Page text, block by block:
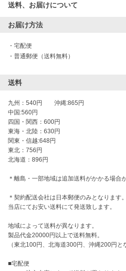
送料、お届けについて
お届け方法
・ 宅配便
・ 普通郵便（送料無料）
送料
九州：540円　　沖縄:865円
中国:560円
四国・関西：600円
東海・北陸：630円
関東・信越:648円
東北：756円
北海道：896円
＊離島・一部地域は追加送料がかかる場合
＊契約配送会社は日本郵便のみとなります
当店にてお安い送料にて発送致します。
地域によって送料が異なります。
製品代金20000円以上で送料無料。
（東北100円、北海道300円、沖縄200円と
■宅配便